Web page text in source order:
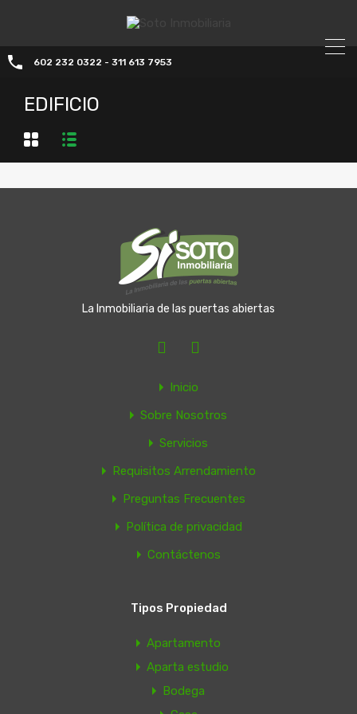
602 232 0322 - 311 613 7953
EDIFICIO
La Inmobiliaria de las puertas abiertas
Inicio
Sobre Nosotros
Servicios
Requisitos Arrendamiento
Preguntas Frecuentes
Política de privacidad
Contáctenos
Tipos Propiedad
Apartamento
Aparta estudio
Bodega